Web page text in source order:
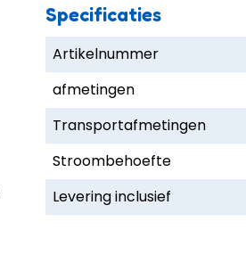
Specificaties
Artikelnummer
afmetingen
Transportafmetingen
Stroombehoefte
Levering inclusief